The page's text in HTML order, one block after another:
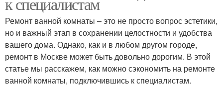
Ремонт ванной комнаты – это не просто вопрос эстетики,
но и важный этап в сохранении целостности и удобства
вашего дома. Однако, как и в любом другом городе,
ремонт в Москве может быть довольно дорогим. В этой
статье мы расскажем, как можно сэкономить на ремонте
ванной комнаты, подключившись к специалистам.